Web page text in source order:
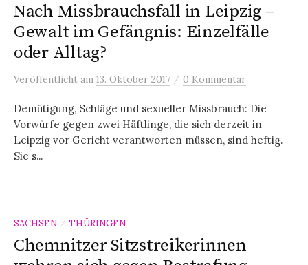
Nach Missbrauchsfall in Leipzig –
Gewalt im Gefängnis: Einzelfälle
oder Alltag?
Veröffentlicht am 13. Oktober 2017 / 0 Kommentar
Demütigung, Schläge und sexueller Missbrauch: Die
Vorwürfe gegen zwei Häftlinge, die sich derzeit in
Leipzig vor Gericht verantworten müssen, sind heftig.
Sie s...
SACHSEN / THÜRINGEN
Chemnitzer Sitzstreikerinnen